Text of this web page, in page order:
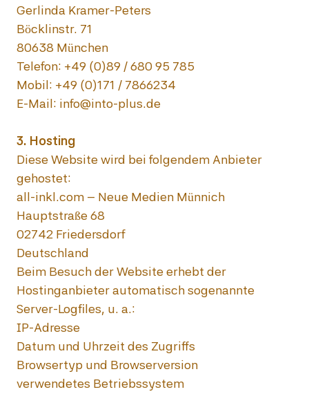
Gerlinda Kramer-Peters
Böcklinstr. 71
80638 München
Telefon: +49 (0)89 / 680 95 785
Mobil: +49 (0)171 / 7866234
E-Mail: info@into-plus.de
Diese Website wird bei folgendem Anbieter
gehostet:
all-inkl.com – Neue Medien Münnich
Hauptstraße 68
02742 Friedersdorf
Deutschland
Beim Besuch der Website erhebt der
Hostinganbieter automatisch sogenannte
Server-Logfiles, u. a.:
IP-Adresse
Datum und Uhrzeit des Zugriffs
Browsertyp und Browserversion
verwendetes Betriebssystem